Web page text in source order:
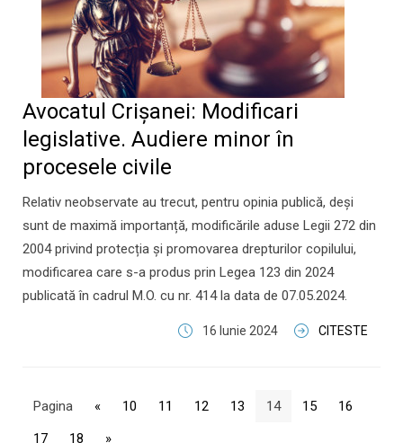
Avocatul Crișanei: Modificari
legislative. Audiere minor în
procesele civile
Relativ neobservate au trecut, pentru opinia publică, deși
sunt de maximă importanță, modificările aduse Legii 272 din
2004 privind protecția și promovarea drepturilor copilului,
modificarea care s-a produs prin Legea 123 din 2024
publicată în cadrul M.O. cu nr. 414 la data de 07.05.2024.
16 Iunie 2024 CITESTE
Pagina « 10 11 12 13 14 15
16
17
18 »